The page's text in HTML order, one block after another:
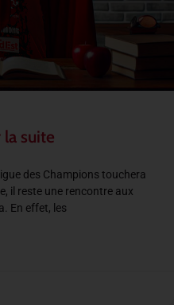
suite
des Champions touchera
il reste une rencontre aux
En effet, les